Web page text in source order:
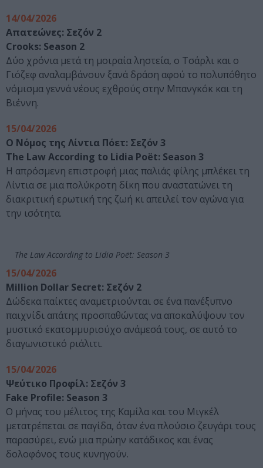
14/04/2026
Απατεώνες: Σεζόν 2
Crooks: Season 2
Δύο χρόνια μετά τη μοιραία ληστεία, ο Τσάρλι και ο
Γιόζεφ αναλαμβάνουν ξανά δράση αφού το πολυπόθητο
νόμισμα γεννά νέους εχθρούς στην Μπανγκόκ και τη
Βιέννη.
15/04/2026
Ο Νόμος της Λίντια Πόετ: Σεζόν 3
The Law According to Lidia Poët: Season 3
Η απρόσμενη επιστροφή μιας παλιάς φίλης μπλέκει τη
Λίντια σε μια πολύκροτη δίκη που αναστατώνει τη
διακριτική ερωτική της ζωή κι απειλεί τον αγώνα για
την ισότητα.
The Law According to Lidia Poët: Season 3
15/04/2026
Million Dollar Secret: Σεζόν 2
Δώδεκα παίκτες αναμετριούνται σε ένα πανέξυπνο
παιχνίδι απάτης προσπαθώντας να αποκαλύψουν τον
μυστικό εκατομμυριούχο ανάμεσά τους, σε αυτό το
διαγωνιστικό ριάλιτι.
15/04/2026
Ψεύτικο Προφίλ: Σεζόν 3
Fake Profile: Season 3
Ο μήνας του μέλιτος της Καμίλα και του Μιγκέλ
μετατρέπεται σε παγίδα, όταν ένα πλούσιο ζευγάρι τους
παρασύρει, ενώ μια πρώην κατάδικος και ένας
δολοφόνος τους κυνηγούν.